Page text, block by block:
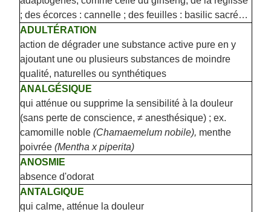
; des écorces : cannelle ; des feuilles : basilic sacré…
ADULTÉRATION
action de dégrader une substance active pure en y
ajoutant une ou plusieurs substances de moindre
qualité, naturelles ou synthétiques
ANALGÉSIQUE
qui atténue ou supprime la sensibilité à la douleur
(sans perte de conscience, ≠ anesthésique) ; ex.
camomille noble (Chamaemelum nobile), menthe
poivrée (Mentha x piperita)
ANOSMIE
absence d'odorat
ANTALGIQUE
qui calme, atténue la douleur